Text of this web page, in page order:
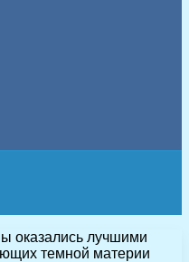
оказались лучшими
темной материи